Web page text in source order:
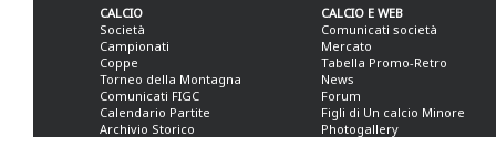
CALCIO
Società
Campionati
Coppe
Torneo della Montagna
Comunicati FIGC
Calendario Partite
Archivio Storico
CALCIO E WEB
Comunicati società
Mercato
Tabella Promo-Retro
News
Forum
Figli di Un calcio Minore
Photogallery